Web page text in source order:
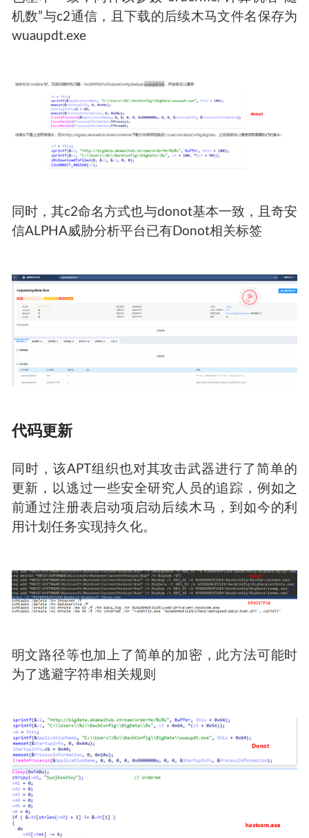
hostcom.exe与Plugin-Downloader – wlidsvcc.exe
机数”与c2通信，且下载的后续木马文件名保存为
wuaupdt.exe
代码更新
同时，该APT组织也对其攻击武器进行了简单的
更新，以逃过一些安全研究人员的追踪，例如之